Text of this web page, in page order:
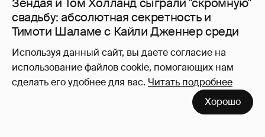
Используя данный сайт, вы даете согласие на
использование файлов cookie, помогающих нам
сделать его удобнее для вас. Читать подробнее
Хорошо